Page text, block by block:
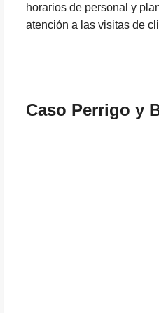
horarios de personal y
atención a las visitas de
Caso Perrigo y